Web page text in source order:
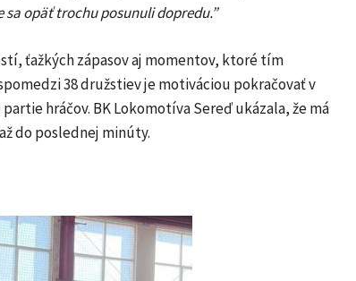
opäť trochu posunuli dopredu.”
ťažkých zápasov aj momentov, ktoré tím
38 družstiev je motiváciou pokračovať v
hráčov. BK Lokomotíva Sereď ukázala, že má
do poslednej minúty.